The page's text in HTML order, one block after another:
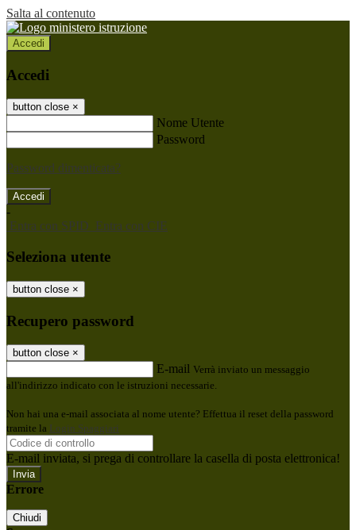
Salta al contenuto
Accedi
Accedi
button close ×
Nome Utente
Password
Password dimenticata?
-
Entra con SPID Entra con CIE
Seleziona utente
button close ×
Recupero password
button close ×
E-mail Verrà inviato un messaggio
all'indirizzo indicato con le istruzioni necessarie.
Non hai una e-mail associata al nome utente? Effettua il reset della password
tramite la Login Spaggiari
E-mail inviata, si prega di controllare la casella di posta elettronica!
Errore
Chiudi